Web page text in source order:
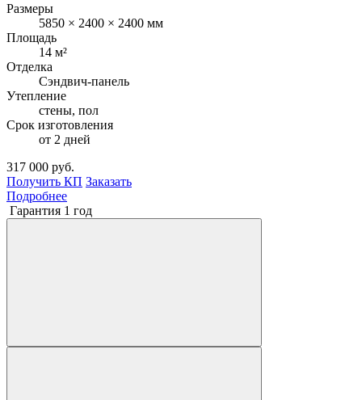
Размеры
5850 × 2400 × 2400 мм
Площадь
14 м²
Отделка
Сэндвич-панель
Утепление
стены, пол
Срок изготовления
от 2 дней
317 000 руб.
Получить КП Заказать
Подробнее
Гарантия 1 год